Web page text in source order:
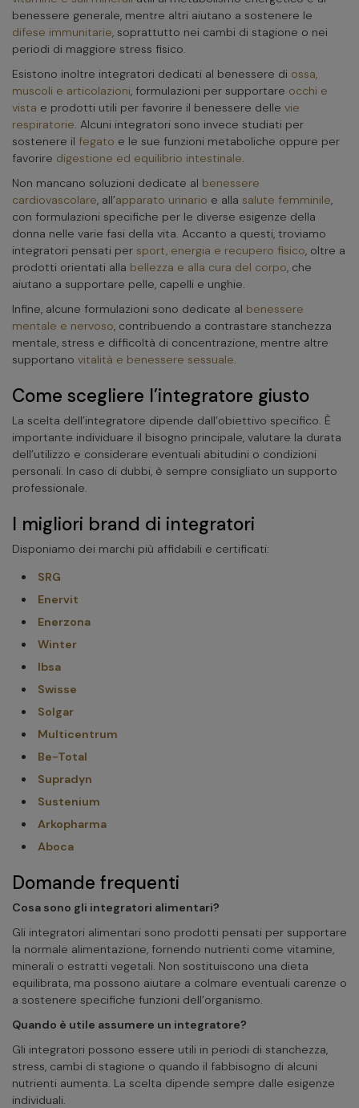
benessere generale, mentre altri aiutano a sostenere le
difese immunitarie, soprattutto nei cambi di stagione o nei
periodi di maggiore stress fisico.
Esistono inoltre integratori dedicati al benessere di ossa,
muscoli e articolazioni, formulazioni per supportare occhi e
vista e prodotti utili per favorire il benessere delle vie
respiratorie. Alcuni integratori sono invece studiati per
sostenere il fegato e le sue funzioni metaboliche oppure per
favorire digestione ed equilibrio intestinale.
Non mancano soluzioni dedicate al benessere
cardiovascolare, all’apparato urinario e alla salute femminile,
con formulazioni specifiche per le diverse esigenze della
donna nelle varie fasi della vita. Accanto a questi, troviamo
integratori pensati per sport, energia e recupero fisico, oltre a
prodotti orientati alla bellezza e alla cura del corpo, che
aiutano a supportare pelle, capelli e unghie.
Infine, alcune formulazioni sono dedicate al benessere
mentale e nervoso, contribuendo a contrastare stanchezza
mentale, stress e difficoltà di concentrazione, mentre altre
supportano vitalità e benessere sessuale.
Come scegliere l’integratore giusto
La scelta dell’integratore dipende dall’obiettivo specifico. È
importante individuare il bisogno principale, valutare la durata
dell’utilizzo e considerare eventuali abitudini o condizioni
personali. In caso di dubbi, è sempre consigliato un supporto
professionale.
I migliori brand di integratori
Disponiamo dei marchi più affidabili e certificati:
SRG
Enervit
Enerzona
Winter
Ibsa
Swisse
Solgar
Multicentrum
Be-Total
Supradyn
Sustenium
Arkopharma
Aboca
Domande frequenti
Cosa sono gli integratori alimentari?
Gli integratori alimentari sono prodotti pensati per supportare
la normale alimentazione, fornendo nutrienti come vitamine,
minerali o estratti vegetali. Non sostituiscono una dieta
equilibrata, ma possono aiutare a colmare eventuali carenze o
a sostenere specifiche funzioni dell’organismo.
Quando è utile assumere un integratore?
Gli integratori possono essere utili in periodi di stanchezza,
stress, cambi di stagione o quando il fabbisogno di alcuni
nutrienti aumenta. La scelta dipende sempre dalle esigenze
individuali.